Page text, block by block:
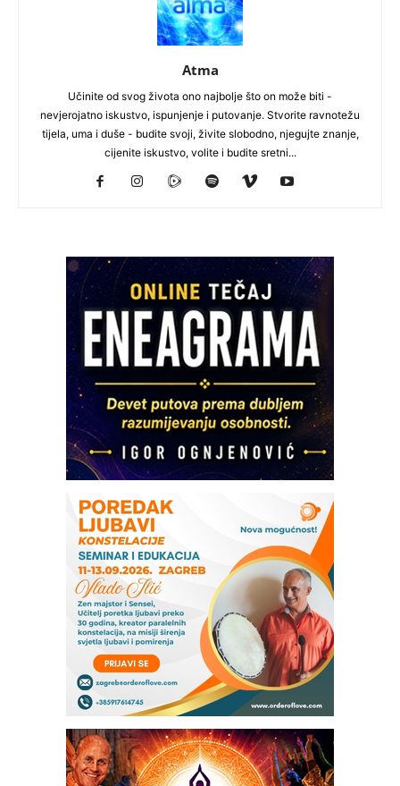
Atma
Učinite od svog života ono najbolje što on može biti -
nevjerojatno iskustvo, ispunjenje i putovanje. Stvorite ravnotežu
tijela, uma i duše - budite svoji, živite slobodno, njegujte znanje,
cijenite iskustvo, volite i budite sretni...